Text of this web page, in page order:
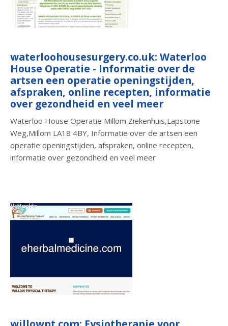
waterloohousesurgery.co.uk: Waterloo
House Operatie - Informatie over de
artsen een operatie openingstijden,
afspraken, online recepten, informatie
over gezondheid en veel meer
Waterloo House Operatie Millom Ziekenhuis,Lapstone
Weg,Millom LA18 4BY, Informatie over de artsen een
operatie openingstijden, afspraken, online recepten,
informatie over gezondheid en veel meer